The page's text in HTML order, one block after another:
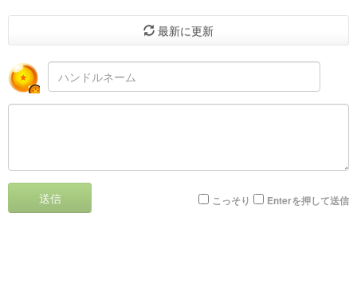
最新に更新
送信 こっそり Enterを押して送信